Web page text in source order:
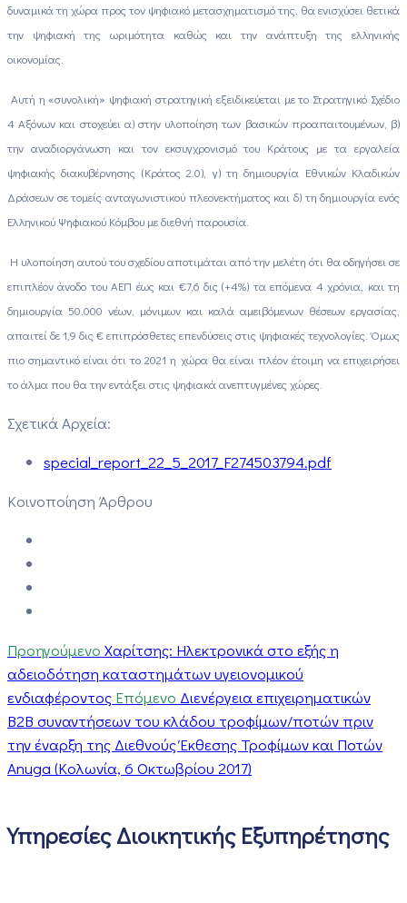
δυναμικά τη χώρα προς τον ψηφιακό μετασχηματισμό της, θα ενισχύσει θετικά
την ψηφιακή της ωριμότητα καθώς και την ανάπτυξη της ελληνικής
οικονομίας.
Αυτή η «συνολική» ψηφιακή στρατηγική εξειδικεύεται με το Στρατηγικό Σχέδιο
4 Αξόνων και στοχεύει α) στην υλοποίηση των βασικών προαπαιτουμένων, β)
την αναδιοργάνωση και τον εκσυγχρονισμό του Κράτους με τα εργαλεία
ψηφιακής διακυβέρνησης (Κράτος 2.0), γ) τη δημιουργία Εθνικών Κλαδικών
Δράσεων σε τομείς ανταγωνιστικού πλεονεκτήματος και δ) τη δημιουργία ενός
Ελληνικού Ψηφιακού Κόμβου με διεθνή παρουσία.
Η υλοποίηση αυτού του σχεδίου αποτιμάται από την μελέτη ότι θα οδηγήσει σε
επιπλέον άνοδο του ΑΕΠ έως και €7,6 δις (+4%) τα επόμενα 4 χρόνια, και τη
δημιουργία 50.000 νέων, μόνιμων και καλά αμειβόμενων θέσεων εργασίας,
απαιτεί δε 1,9 δις € επιπρόσθετες επενδύσεις στις ψηφιακές τεχνολογίες. Όμως
πιο σημαντικό είναι ότι το 2021 η χώρα θα είναι πλέον έτοιμη να επιχειρήσει
το άλμα που θα την εντάξει στις ψηφιακά ανεπτυγμένες χώρες.
Σχετικά Αρχεία:
special_report_22_5_2017_F274503794.pdf
Κοινοποίηση Άρθρου
Προηγούμενο Χαρίτσης: Ηλεκτρονικά στο εξής η
αδειοδότηση καταστημάτων υγειονομικού
ενδιαφέροντος Επόμενο Διενέργεια επιχειρηματικών
Β2Β συναντήσεων του κλάδου τροφίμων/ποτών πριν
την έναρξη της Διεθνούς Έκθεσης Τροφίμων και Ποτών
Anuga (Κολωνία, 6 Οκτωβρίου 2017)
Υπηρεσίες Διοικητικής Εξυπηρέτησης